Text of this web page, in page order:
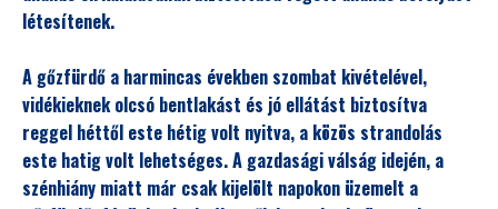
létesítenek.
A gőzfürdő a harmincas években szombat kivételével,
vidékieknek olcsó bentlakást és jó ellátást biztosítva
reggel héttől este hétig volt nyitva, a közös strandolás
este hatig volt lehetséges. A gazdasági válság idején, a
szénhiány miatt már csak kijelölt napokon üzemelt a